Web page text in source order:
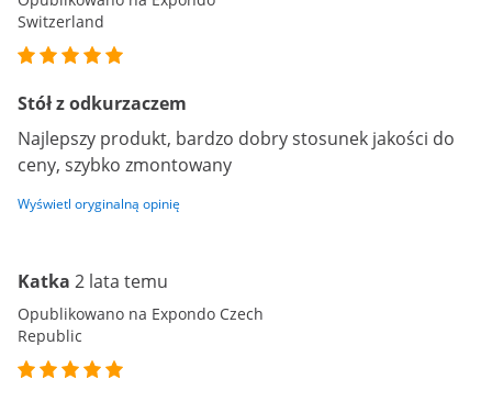
Switzerland
Stół z odkurzaczem
Najlepszy produkt, bardzo dobry stosunek jakości do
ceny, szybko zmontowany
Wyświetl oryginalną opinię
Katka 2 lata temu
Opublikowano na Expondo Czech
Republic